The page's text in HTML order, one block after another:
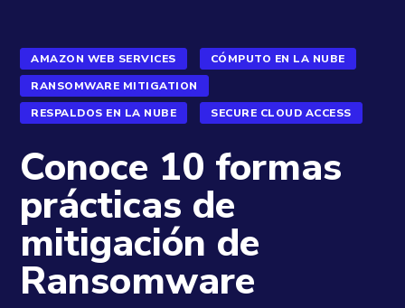
AMAZON WEB SERVICES
CÓMPUTO EN LA NUBE
RANSOMWARE MITIGATION
RESPALDOS EN LA NUBE
SECURE CLOUD ACCESS
Conoce 10 formas
prácticas de
mitigación de
Ransomware